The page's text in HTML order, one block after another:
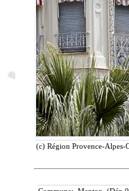
(c) Région Provence-